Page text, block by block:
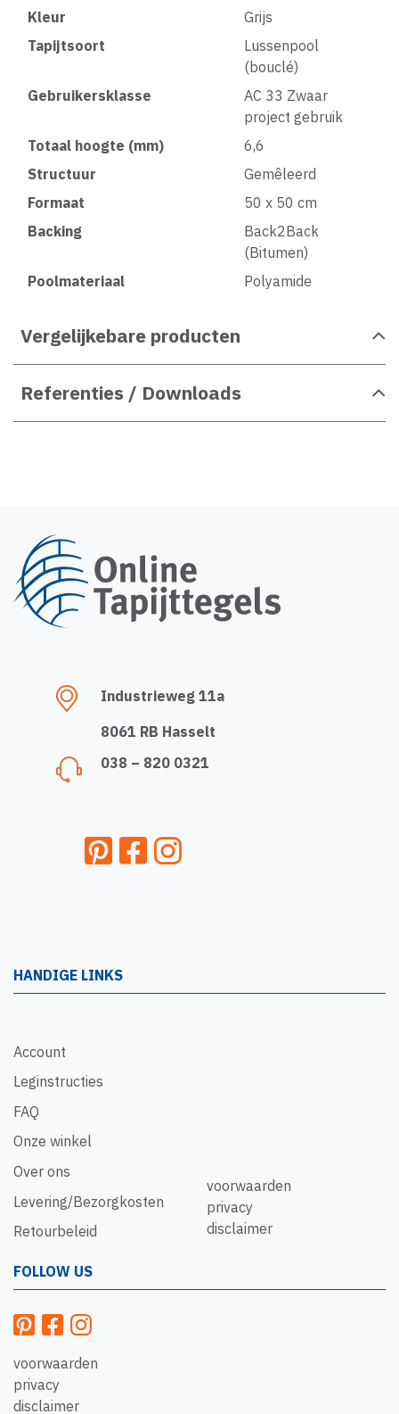
Kleur
Grijs
Tapijtsoort
Lussenpool
(bouclé)
Gebruikersklasse
AC 33 Zwaar
project gebruik
Totaal hoogte (mm)
6,6
Structuur
Gemêleerd
Formaat
50 x 50 cm
Backing
Back2Back
(Bitumen)
Poolmateriaal
Polyamide
Vergelijkebare producten
Referenties / Downloads
Industrieweg 11a
8061 RB Hasselt
038 – 820 0321
HANDIGE LINKS
Account
Leginstructies
FAQ
Onze winkel
Over ons
Levering/Bezorgkosten
Retourbeleid
voorwaarden
privacy
disclaimer
FOLLOW US
voorwaarden
privacy
disclaimer